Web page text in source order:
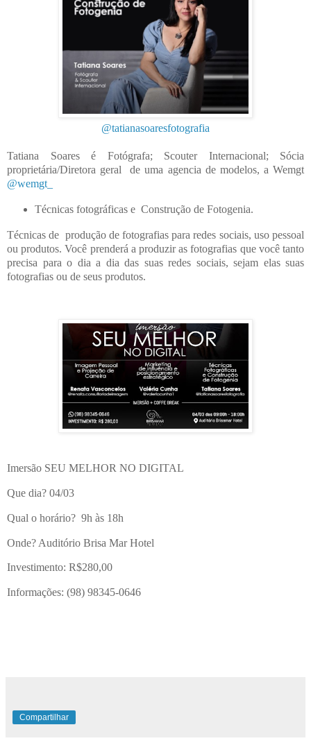
@tatianasoaresfotografia
Tatiana Soares é Fotógrafa; Scouter Internacional; Sócia
proprietária/Diretora geral de uma agencia de modelos, a Wemgt
@wemgt_
Técnicas fotográficas e Construção de Fotogenia.
Técnicas de produção de fotografias para redes sociais, uso pessoal
ou produtos.Você prenderá a produzir as fotografias que você tanto
precisa para o dia a dia das suas redes sociais, sejam elas suas
fotografias ou de seus produtos.
Imersão SEU MELHOR NO DIGITAL
Que dia? 04/03
Qual o horário? 9h às 18h
Onde? Auditório Brisa Mar Hotel
Investimento: R$280,00
Informações: (98) 98345-0646
Compartilhar